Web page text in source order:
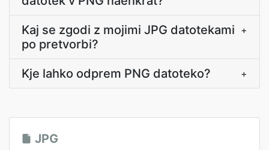
Kaj se zgodi z mojimi JPG datotekami
po pretvorbi?
+
Kje lahko odprem PNG datoteko? +
JPG